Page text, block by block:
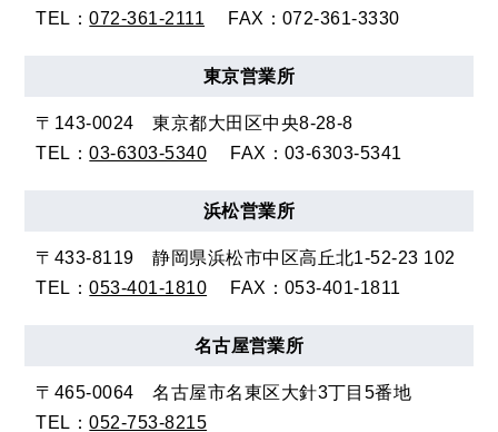
TEL：072-361-2111 FAX：072-361-3330
東京営業所
〒143-0024
東京都大田区中央8-28-8
TEL：03-6303-5340 FAX：03-6303-5341
浜松営業所
〒433-8119
静岡県浜松市中区高丘北1-52-23 102
TEL：053-401-1810 FAX：053-401-1811
名古屋営業所
〒465-0064
名古屋市名東区大針3丁目5番地
TEL：052-753-8215